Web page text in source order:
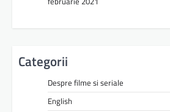
Categorii
Despre filme si seriale
English